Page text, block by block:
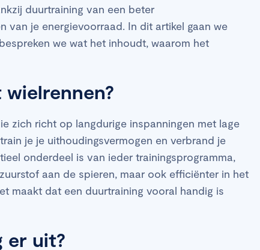
duurtraining van een beter
van je energievoorraad. In dit artikel gaan we
we wat het inhoudt, waarom het
zich richt op langdurige inspanningen met lage
je je uithoudingsvermogen en verbrand je
onderdeel is van ieder trainingsprogramma,
aan de spieren, maar ook efficiënter in het
maakt dat een duurtraining vooral handig is
er uit?